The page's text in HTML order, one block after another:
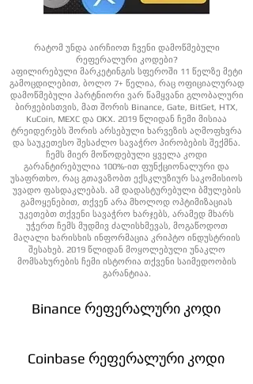
რატომ უნდა აირჩიოთ ჩვენი დამოწმებული
რეფერალური კოდები?
აფილირებული მარკეტინგის სფეროში 11 წელზე მეტი
გამოცდილებით, ბოლო 7+ წელია, რაც ოფიციალურად
დამოწმებული პარტნიორი ვარ წამყვანი გლობალური
ბირჟებისთვის, მათ შორის Binance, Gate, BitGet, HTX,
KuCoin, MEXC და OKX. 2019 წლიდან ჩემი მისიაა
ტრეიდერებს შორის არსებული ხარვეზის აღმოფხვრა
და საუკეთესო შესაძლო სავაჭრო პირობების შექმნა.
ჩემს მიერ მოწოდებული ყველა კოდი
გარანტირებულია 100%-ით ფუნქციონალური და
უსაფრთხო, რაც გთავაზობთ ექსკლუზიურ საკომისიოს
უვადო ფასდაკლებას. ამ დადასტურებული ბმულების
გამოყენებით, თქვენ არა მხოლოდ ოპტიმიზაციას
უკეთებთ თქვენი სავაჭრო ხარჯებს, არამედ მხარს
უჭერთ ჩემს მუდმივ ძალისხმევას, მოგაწოდოთ
მაღალი ხარისხის ინფორმაცია კრიპტო ინდუსტრიის
შესახებ. 2019 წლიდან მოყოლებული უნაკლო
მომსახურების ჩემი ისტორია თქვენი საიმედოობის
გარანტიაა.
Binance რეფერალური კოდი
Coinbase რეფერალური კოდი